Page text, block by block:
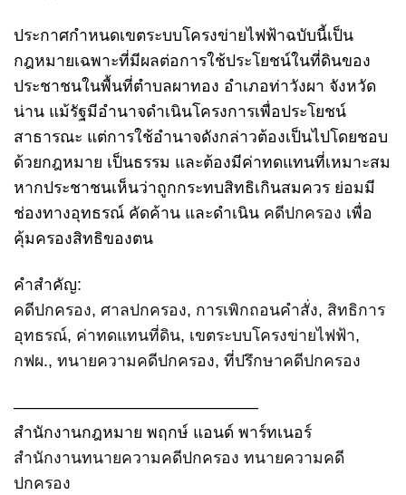
ประกาศกำหนดเขตระบบโครงข่ายไฟฟ้าฉบับนี้เป็น
กฎหมายเฉพาะที่มีผลต่อการใช้ประโยชน์ในที่ดินของ
ประชาชนในพื้นที่ตำบลผาทอง อำเภอท่าวังผา จังหวัด
น่าน แม้รัฐมีอำนาจดำเนินโครงการเพื่อประโยชน์
สาธารณะ แต่การใช้อำนาจดังกล่าวต้องเป็นไปโดยชอบ
ด้วยกฎหมาย เป็นธรรม และต้องมีค่าทดแทนที่เหมาะสม
หากประชาชนเห็นว่าถูกกระทบสิทธิเกินสมควร ย่อมมี
ช่องทางอุทธรณ์ คัดค้าน และดำเนิน คดีปกครอง เพื่อ
คุ้มครองสิทธิของตน
คำสำคัญ:
คดีปกครอง, ศาลปกครอง, การเพิกถอนคำสั่ง, สิทธิการ
อุทธรณ์, ค่าทดแทนที่ดิน, เขตระบบโครงข่ายไฟฟ้า,
กฟผ., ทนายความคดีปกครอง, ที่ปรึกษาคดีปกครอง
———————————————
สำนักงานกฎหมาย พฤกษ์ แอนด์ พาร์ทเนอร์
สำนักงานทนายความคดีปกครอง ทนายความคดี
ปกครอง